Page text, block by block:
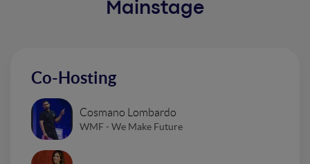
Mainstage
Co-Hosting
Cosmano Lombardo
WMF - We Make Future